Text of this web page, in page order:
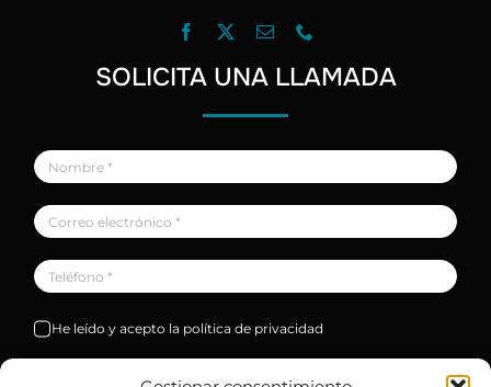
SOLICITA UNA LLAMADA
He leído y acepto la política de privacidad